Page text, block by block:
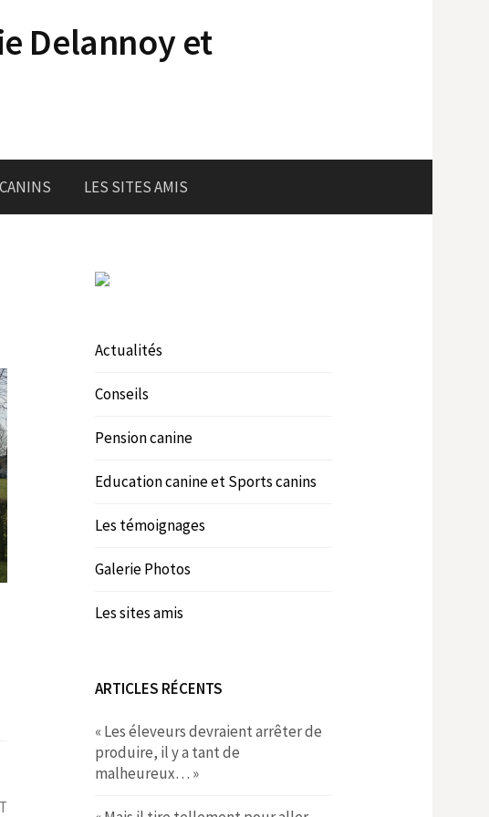
Delannoy et
LES SITES AMIS
Actualités
Conseils
Pension canine
Education canine et Sports canins
Les témoignages
Galerie Photos
Les sites amis
ARTICLES RÉCENTS
« Les éleveurs devraient arrêter de
produire, il y a tant de
malheureux… »